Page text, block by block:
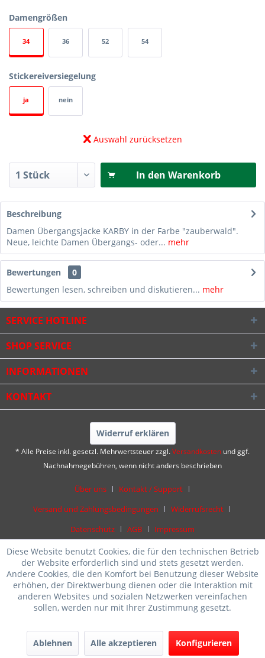
Damengrößen
34 36 52 54
Stickereiversiegelung
ja nein
Auswahl zurücksetzen
In den Warenkorb
Beschreibung
Damen Übergangsjacke KARBY in der Farbe "zauberwald".
Neue, leichte Damen Übergangs- oder... mehr
Bewertungen
0
Bewertungen lesen, schreiben und diskutieren... mehr
SERVICE HOTLINE
SHOP SERVICE
INFORMATIONEN
KONTAKT
Widerruf erklären
* Alle Preise inkl. gesetzl. Mehrwertsteuer zzgl.Versandkosten und ggf.
Nachnahmegebühren, wenn nicht anders beschrieben
Über uns
Kontakt / Support
Versand und Zahlungsbedingungen
Widerrufsrecht
Datenschutz
AGB Impressum
Diese Website benutzt Cookies, die für den technischen Betrieb
der Website erforderlich sind und stets gesetzt werden.
Andere Cookies, die den Komfort bei Benutzung dieser Website
erhöhen, der Direktwerbung dienen oder die Interaktion mit
anderen Websites und sozialen Netzwerken vereinfachen
sollen, werden nur mit Ihrer Zustimmung gesetzt.
Ablehnen Alle akzeptieren Konfigurieren